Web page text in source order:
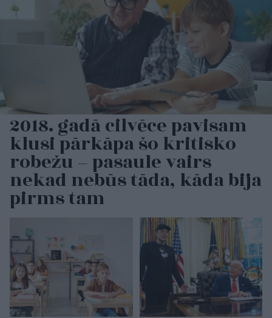
2018. gadā cilvēce pavisam
klusi pārkāpa šo kritisko
robežu – pasaule vairs
nekad nebūs tāda, kāda bija
pirms tam